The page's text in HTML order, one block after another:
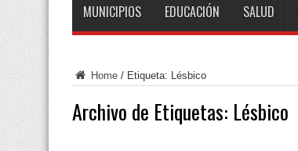
MUNICIPIOS EDUCACIÓN SALUD
Home / Etiqueta: Lésbico
Archivo de Etiquetas: Lésbico